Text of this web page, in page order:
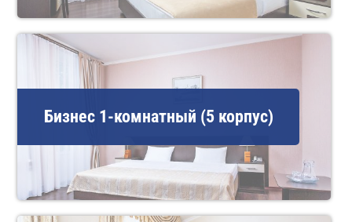
Бизнес 1-комнатный (5 корпус)